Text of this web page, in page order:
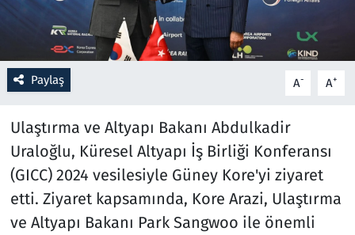
Paylaş A- A+
Ulaştırma ve Altyapı Bakanı Abdulkadir
Uraloğlu, Küresel Altyapı İş Birliği Konferansı
(GICC) 2024 vesilesiyle Güney Kore'yi ziyaret
etti. Ziyaret kapsamında, Kore Arazi, Ulaştırma
ve Altyapı Bakanı Park Sangwoo ile önemli
Seçim 2023
Spor
Televizyon